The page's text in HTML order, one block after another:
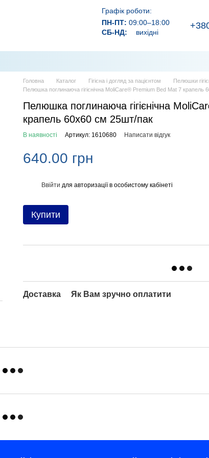
Графік роботи:
ПН-ПТ: 09:00–18:00
СБ-НД:
вихідні
Головна Каталог Гігієна і догляд за пацієнтом
Пелюшки
Пелюшка поглинаюча гігієнічна MoliCare® Premium Bed Mat 7 крапель
Пелюшка поглинаюча гігієнічна
крапель 60x60 см 25шт/пак
В наявності Артикул: 1610680 Написати відгук
640.00 грн
Ввійти для авторизації в особистому кабінеті
Купити
Доставка Як Вам зручно оплатити